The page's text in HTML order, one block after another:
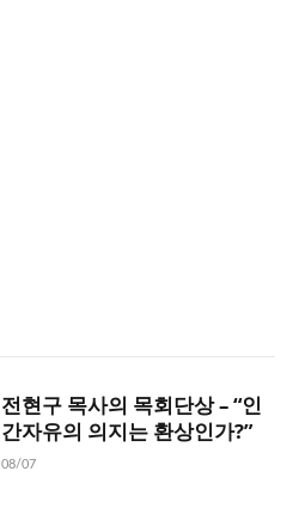
전현구 목사의 목회단상 – “인
간자유의 의지는 환상인가?”
08/07